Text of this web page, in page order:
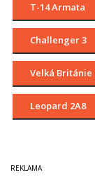
T-14 Armata
Challenger 3
Velká Británie
Leopard 2A8